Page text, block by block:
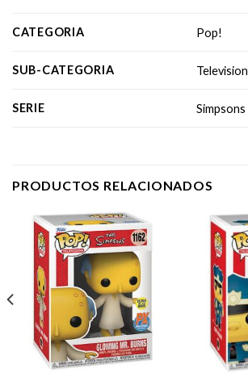
CATEGORIA Pop!
SUB-CATEGORIA Television
SERIE Simpsons
PRODUCTOS RELACIONADOS